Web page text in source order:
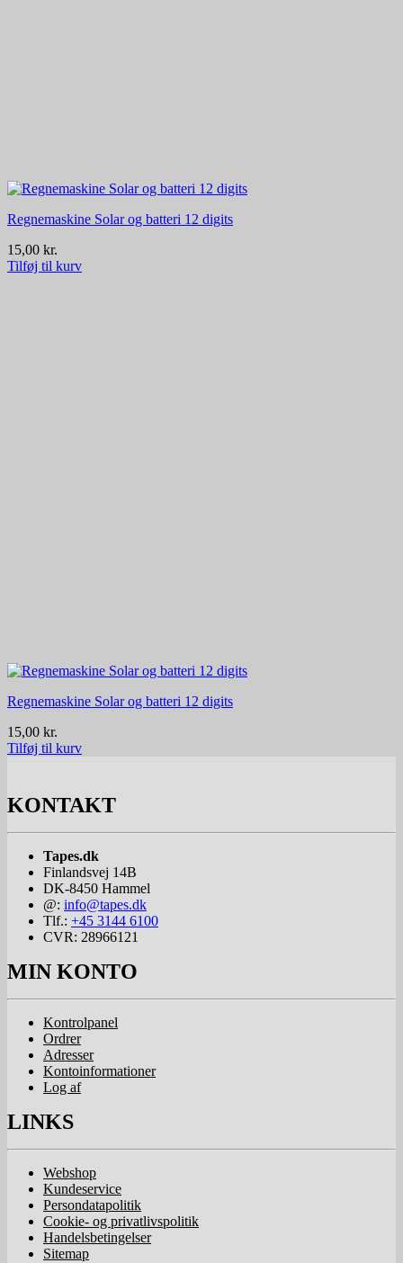
Regnemaskine Solar og batteri 12 digits
15,00 kr.
Tilføj til kurv
Regnemaskine Solar og batteri 12 digits
15,00 kr.
Tilføj til kurv
KONTAKT
Tapes.dk
Finlandsvej 14B
DK-8450 Hammel
@: info@tapes.dk
Tlf.: +45 3144 6100
CVR: 28966121
MIN KONTO
Kontrolpanel
Ordrer
Adresser
Kontoinformationer
Log af
LINKS
Webshop
Kundeservice
Persondatapolitik
Cookie- og privatlivspolitik
Handelsbetingelser
Sitemap